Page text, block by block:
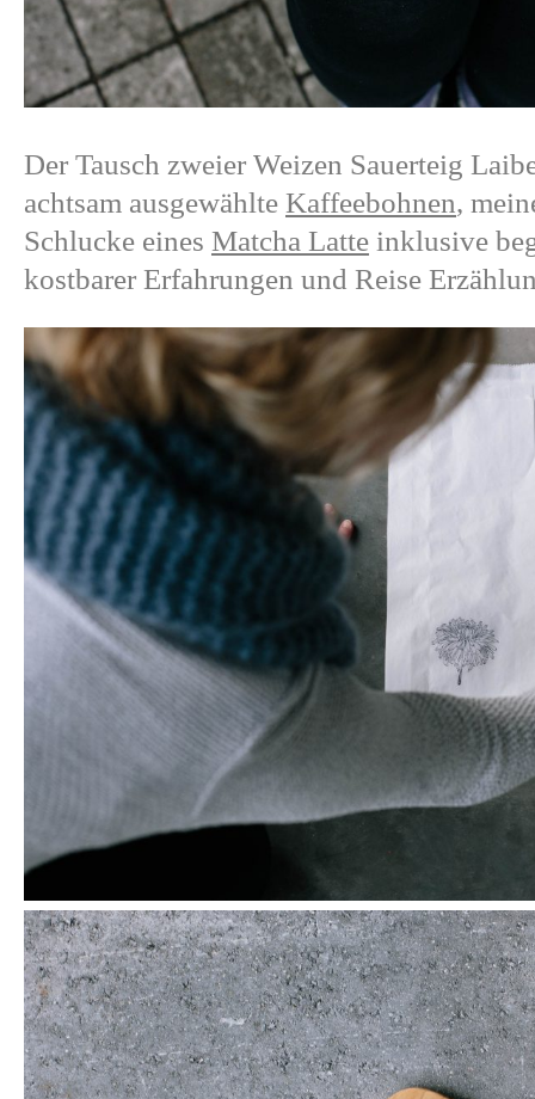
Der Tausch zweier Weizen Sauerteig
achtsam ausgewählte Kaffeebohnen,
Schlucke eines Matcha Latte inklusive
kostbarer Erfahrungen und Reise